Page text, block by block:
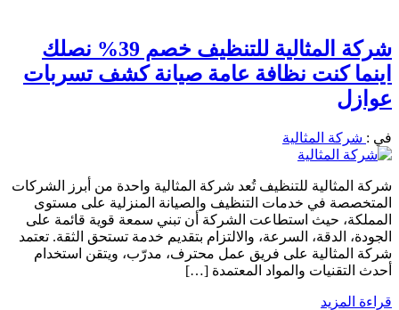
شركة المثالية للتنظيف خصم 39% نصلك
اينما كنت نظافة عامة صيانة كشف تسربات
عوازل
في : شركة المثالية
شركة المثالية للتنظيف تُعد شركة المثالية واحدة من أبرز الشركات
المتخصصة في خدمات التنظيف والصيانة المنزلية على مستوى
المملكة، حيث استطاعت الشركة أن تبني سمعة قوية قائمة على
الجودة، الدقة، السرعة، والالتزام بتقديم خدمة تستحق الثقة. تعتمد
شركة المثالية على فريق عمل محترف، مدرّب، ويتقن استخدام
أحدث التقنيات والمواد المعتمدة […]
قراءة المزيد